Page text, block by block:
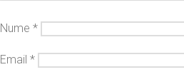
Nume *
Email *